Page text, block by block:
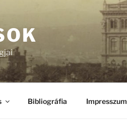
Bibliográfia Impresszum